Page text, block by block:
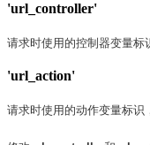
'url_controller'
请求时使用的控制器变量标
'url_action'
请求时使用的动作变量标识